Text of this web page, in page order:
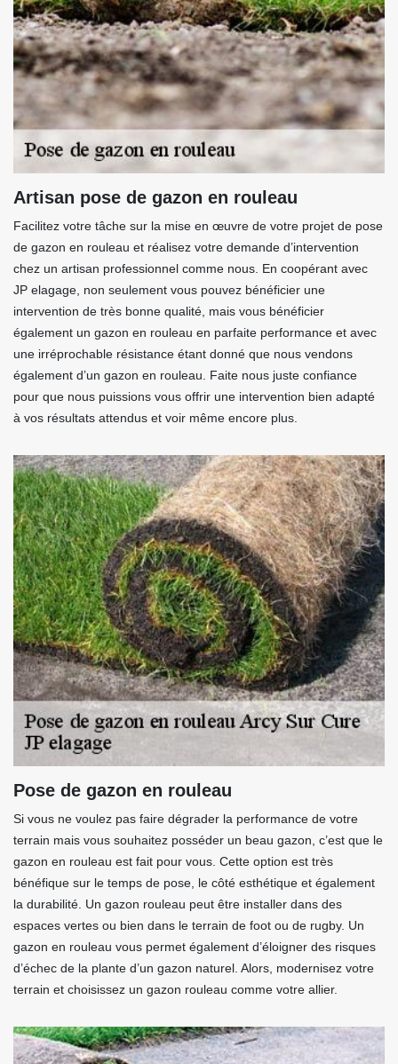
Artisan pose de gazon en rouleau
Facilitez votre tâche sur la mise en œuvre de votre projet de pose
de gazon en rouleau et réalisez votre demande d’intervention
chez un artisan professionnel comme nous. En coopérant avec
JP elagage, non seulement vous pouvez bénéficier une
intervention de très bonne qualité, mais vous bénéficier
également un gazon en rouleau en parfaite performance et avec
une irréprochable résistance étant donné que nous vendons
également d’un gazon en rouleau. Faite nous juste confiance
pour que nous puissions vous offrir une intervention bien adapté
à vos résultats attendus et voir même encore plus.
Pose de gazon en rouleau
Si vous ne voulez pas faire dégrader la performance de votre
terrain mais vous souhaitez posséder un beau gazon, c’est que le
gazon en rouleau est fait pour vous. Cette option est très
bénéfique sur le temps de pose, le côté esthétique et également
la durabilité. Un gazon rouleau peut être installer dans des
espaces vertes ou bien dans le terrain de foot ou de rugby. Un
gazon en rouleau vous permet également d’éloigner des risques
d’échec de la plante d’un gazon naturel. Alors, modernisez votre
terrain et choisissez un gazon rouleau comme votre allier.